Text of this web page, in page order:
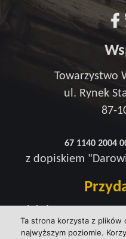
Ta strona korzysta z plików
najwyższym poziomie.
Towarzystwo
ul. Rynek
87-
67 1140 2004
z dopiskiem
Strefa wsparcia